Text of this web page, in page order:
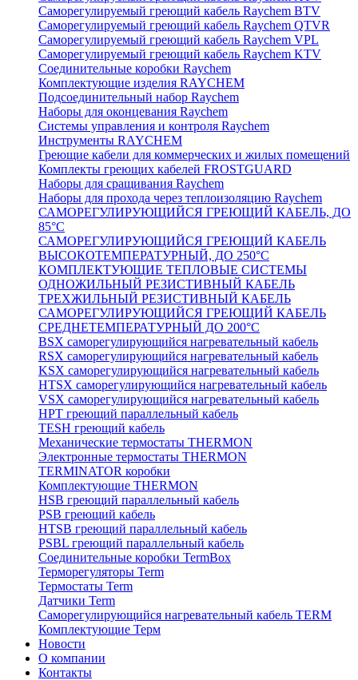
Саморегулируемый греющий кабель Raychem BTV
Саморегулируемый греющий кабель Raychem QTVR
Саморегулируемый греющий кабель Raychem VPL
Саморегулируемый греющий кабель Raychem KTV
Соединительные коробки Raychem
Комплектующие изделия RAYCHEM
Подсоединительный набор Raychem
Наборы для оконцевания Raychem
Системы управления и контроля Raychem
Инструменты RAYCHEM
Греющие кабели для коммерческих и жилых помещений
Комплекты греющих кабелей FROSTGUARD
Наборы для сращивания Raychem
Наборы для прохода через теплоизоляцию Raychem
САМОРЕГУЛИРУЮЩИЙСЯ ГРЕЮЩИЙ КАБЕЛЬ, ДО
85°С
САМОРЕГУЛИРУЮЩИЙСЯ ГРЕЮЩИЙ КАБЕЛЬ
ВЫСОКОТЕМПЕРАТУРНЫЙ, ДО 250°С
КОМПЛЕКТУЮЩИЕ ТЕПЛОВЫЕ СИСТЕМЫ
ОДНОЖИЛЬНЫЙ РЕЗИСТИВНЫЙ КАБЕЛЬ
ТРЕХЖИЛЬНЫЙ РЕЗИСТИВНЫЙ КАБЕЛЬ
САМОРЕГУЛИРУЮЩИЙСЯ ГРЕЮЩИЙ КАБЕЛЬ
СРЕДНЕТЕМПЕРАТУРНЫЙ ДО 200°С
BSX саморегулирующийся нагревательный кабель
RSX саморегулирующийся нагревательный кабель
KSX саморегулирующийся нагревательный кабель
HTSX саморегулирующийся нагревательный кабель
VSX саморегулирующийся нагревательный кабель
НРТ греющий параллельный кабель
TESH греющий кабель
Механические термостаты THERMON
Электронные термостаты THERMON
TERMINATOR коробки
Комплектующие THERMON
HSB греющий параллельный кабель
PSB греющий кабель
HTSB греющий параллельный кабель
PSBL греющий параллельный кабель
Соединительные коробки TermBox
Терморегуляторы Term
Термостаты Term
Датчики Term
Саморегулирующийся нагревательный кабель TERM
Комплектующие Терм
Новости
О компании
Контакты